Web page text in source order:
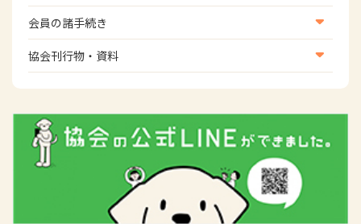
災害対策関連
会員向け団体保険のご案内
女性相談窓口
倫理関連情報
会員の諸手続き
会員の諸手続き
協会刊行物・資料
広報活動について
主な協会資料